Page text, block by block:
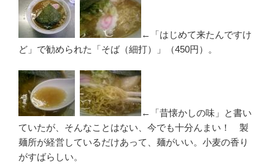
←「はじめて来たんですけ
ど」で勧められた「そば（細打）」（450円）。
←「昔懐かしの味」と書い
ていたが、そんなことはない、今でも十分んまい！ 製
麺所が経営しているだけあって、麺がいい。小麦の香り
がすばらしい。